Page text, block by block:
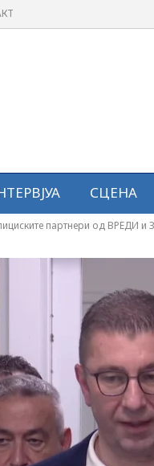
СЦЕНА
партнери од ВРЕДИ и